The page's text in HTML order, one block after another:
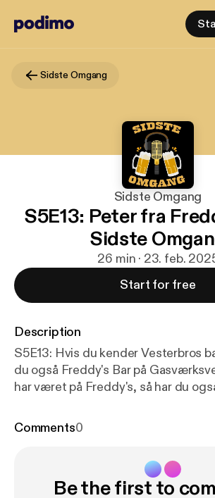
Sidste Omgang
Sidste Omgang
S5E13: Peter fra
Sidste
26 min · 23. feb.
Start for free
Description
S5E13: Hvis du kender Vesterbros
du også Freddy's Bar på
har været på Freddy's, så har du
hvor Freddy's Varde åbner snart..
podcasten Sidste Omgang - og
alligevel kommer flere episoder....
Comments0
Be the first to